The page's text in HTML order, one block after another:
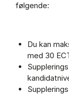
følgende:
Du kan
med 30